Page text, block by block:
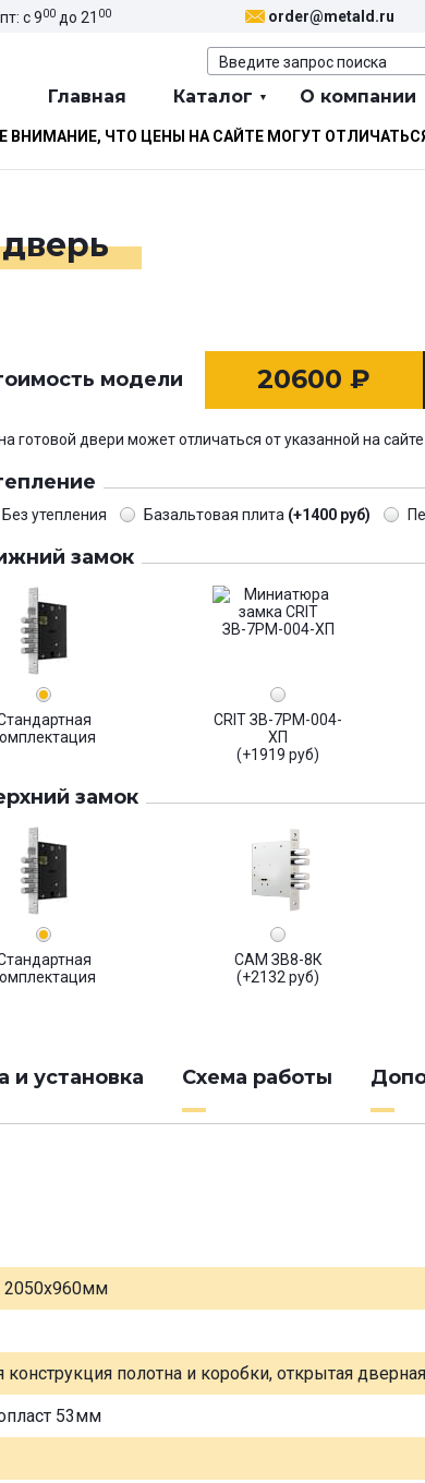
с 900 до 21 00 order@metald.ru
Главная Каталог О компании
ЧТО ЦЕНЫ НА САЙТЕ МОГУТ
модели 20600 ₽
готовой двери может отличаться от указанной на
Без утепления Базальтовая плита (+1400 руб)
замок
CRIT ЗВ-7РМ-004-
ХП
(+1919 руб)
замок
САМ ЗВ8-8К
(+2132 руб)
и установка Схема работы
2050х960мм
конструкция полотна и коробки, открытая
53мм